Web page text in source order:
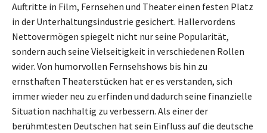
Auftritte in Film, Fernsehen und Theater einen festen Platz
in der Unterhaltungsindustrie gesichert. Hallervordens
Nettovermögen spiegelt nicht nur seine Popularität,
sondern auch seine Vielseitigkeit in verschiedenen Rollen
wider. Von humorvollen Fernsehshows bis hin zu
ernsthaften Theaterstücken hat er es verstanden, sich
immer wieder neu zu erfinden und dadurch seine finanzielle
Situation nachhaltig zu verbessern. Als einer der
berühmtesten Deutschen hat sein Einfluss auf die deutsche